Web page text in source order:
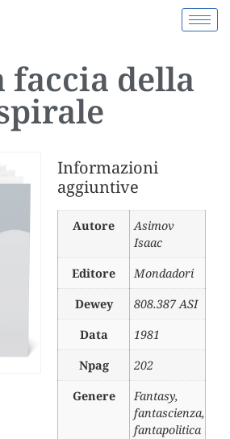
faccia della
Informazioni
aggiuntive
Autore
Asimov
Isaac
Editore
Mondadori
Dewey
808.387 ASI
Data
1981
Npag
202
Genere
Fantasy,
fantascienza,
fantapolitica